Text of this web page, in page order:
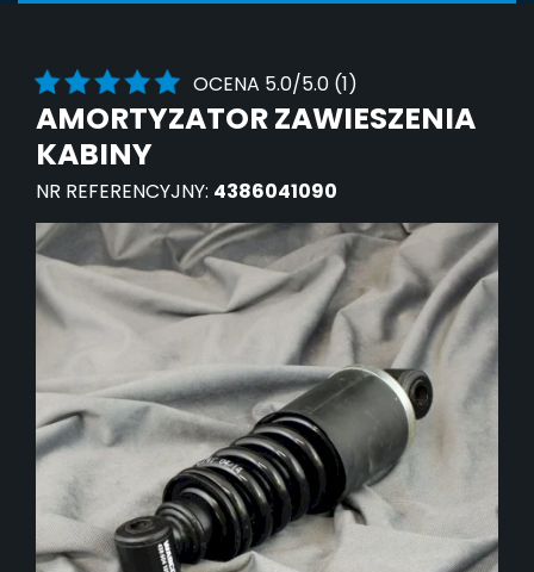
OCENA 5.0/5.0 (1)
AMORTYZATOR ZAWIESZENIA
KABINY
NR REFERENCYJNY: 4386041090